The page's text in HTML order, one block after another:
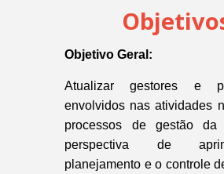
Objetivo Geral:
Atualizar gestores e
envolvidos nas atividades
processos de gestão da
perspectiva de
planejamento e o controle